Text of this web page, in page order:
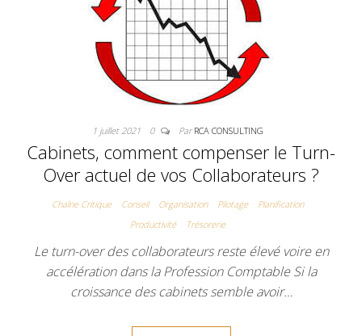
1 juillet 2021 0 ParRCA CONSULTING
Cabinets, comment compenser le Turn-
Over actuel de vos Collaborateurs ?
Chaîne Critique Conseil Organisation Pilotage
Planification
Productivité
Trésorerie
Le turn-over des collaborateurs reste élevé voire en
accélération dans la Profession Comptable Si la
croissance des cabinets semble avoir…